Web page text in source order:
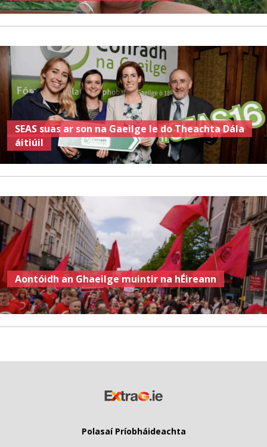
SEAS suas ar son na Gaeilge le do Theachta Dála
áitiúil
Aontóidh an Ghaeilge muintir na hÉireann
Polasaí Príobháideachta